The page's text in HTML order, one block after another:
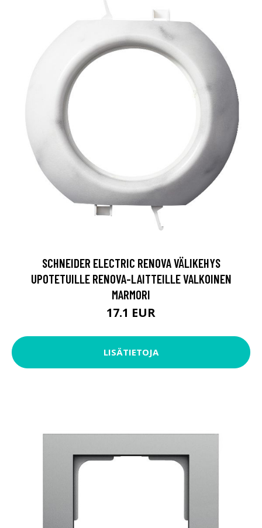
SCHNEIDER ELECTRIC RENOVA VÄLIKEHYS
UPOTETUILLE RENOVA-LAITTEILLE VALKOINEN
MARMORI
17.1 EUR
LISÄTIETOJA